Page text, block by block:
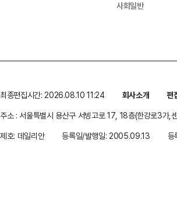
사회일반
최종편집시간: 2026.08.10 11:24 회사소개 편
주소 : 서울특별시 용산구 서빙고로 17, 18층(한강로3가,
제호: 데일리안
등록일/발행일: 2005.09.13